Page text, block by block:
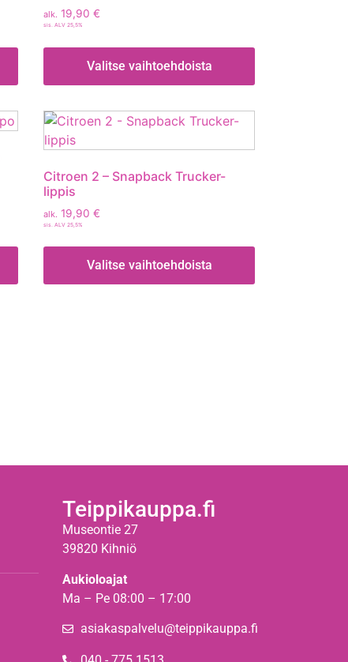
alk. 19,90 €
sis. ALV 25,5%
Valitse vaihtoehdoista
Citroen 2 – Snapback Trucker-
lippis
alk. 19,90 €
sis. ALV 25,5%
Valitse vaihtoehdoista
Teippikauppa.fi
Museontie 27
39820 Kihniö
Aukioloajat
Ma – Pe 08:00 – 17:00
asiakaspalvelu@teippikauppa.fi